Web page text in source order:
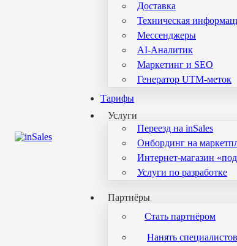
Доставка
Техническая
Мессенджеры
AI-Аналитик
Маркетинг и SEO
Генератор UTM-меток
Тарифы
Услуги
Переезд на inSales
Онбординг на
Интернет-магазин
Услуги по разработке
Партнёры
Стать партнёром
Нанять специалистов